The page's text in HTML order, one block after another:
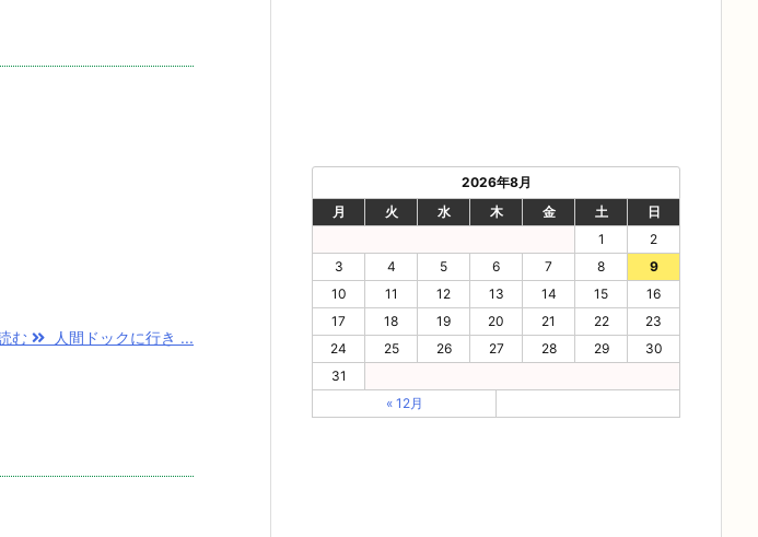
む 人間ドックに行き ...
2026年8月
月
火 水 木 金 土
日
1
2
3
4 5 6 7 8
9
10
11 12 13 14 15
16
17
18 19 20 21 22
23
24
25 26 27 28 29
30
31
« 12月